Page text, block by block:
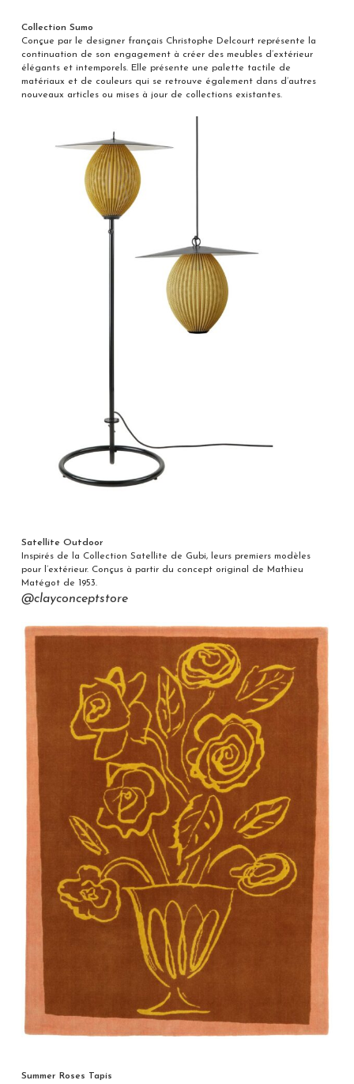
Collection Sumo
Conçue par le designer français Christophe Delcourt représente la
continuation de son engagement à créer des meubles d’extérieur
élégants et intemporels. Elle présente une palette tactile de
matériaux et de couleurs qui se retrouve également dans d’autres
nouveaux articles ou mises à jour de collections existantes.
Satellite Outdoor
Inspirés de la Collection Satellite de Gubi, leurs premiers modèles
pour l’extérieur. Conçus à partir du concept original de Mathieu
Matégot de 1953.
@clayconceptstore
Summer Roses Tapis